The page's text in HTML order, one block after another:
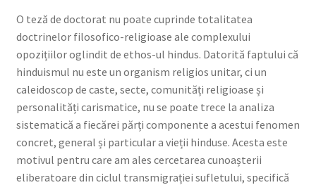
O teză de doctorat nu poate cuprinde totalitatea
doctrinelor filosofico-religioase ale complexului
opozițiilor oglindit de ethos-ul hindus. Datorită faptului că
hinduismul nu este un organism religios unitar, ci un
caleidoscop de caste, secte, comunități religioase și
personalități carismatice, nu se poate trece la analiza
sistematică a fiecărei părți componente a acestui fenomen
concret, general și particular a vieții hinduse. Acesta este
motivul pentru care am ales cercetarea cunoașterii
eliberatoare din ciclul transmigrației sufletului, specifică